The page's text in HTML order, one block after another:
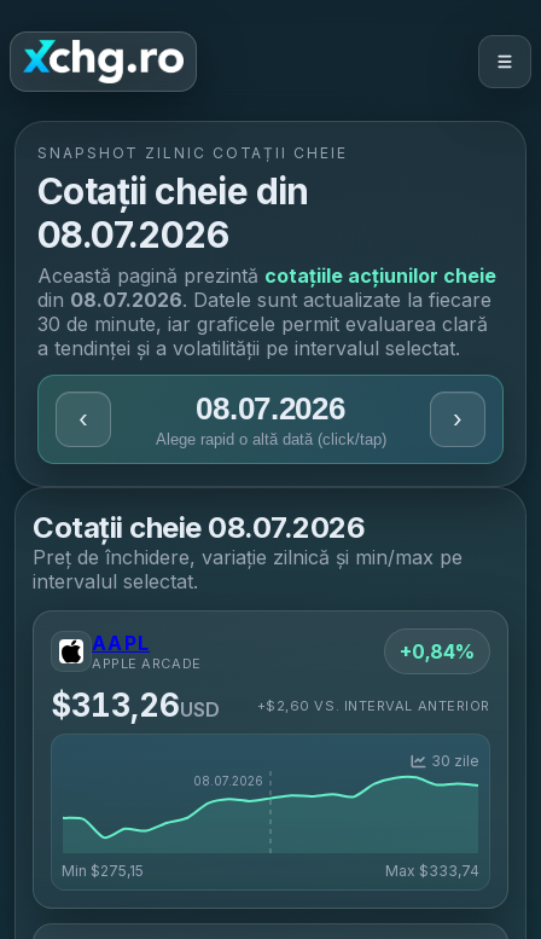
SNAPSHOT ZILNIC COTAȚII CHEIE
Cotații cheie din
08.07.2026
Această pagină prezintă cotațiile acțiunilor cheie
din 08.07.2026. Datele sunt actualizate la fiecare
30 de minute, iar graficele permit evaluarea clară
a tendinței și a volatilității pe intervalul selectat.
‹ 08.07.2026
Alege rapid o altă dată (click/tap)
›
Cotații cheie 08.07.2026
Preț de închidere, variație zilnică și min/max pe
intervalul selectat.
AAPL
APPLE ARCADE +0,84%
$313,26USD +$2,60 VS. INTERVAL ANTERIOR
30 zile
Min $275,15 Max $333,74